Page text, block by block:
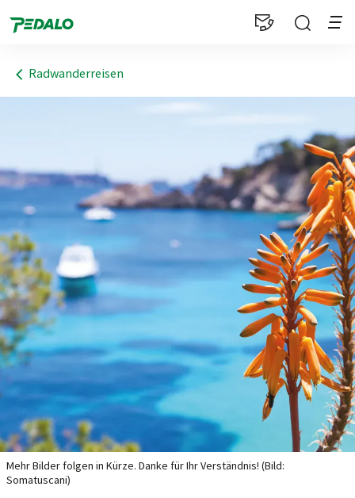
1
Radwanderreisen
Mehr Bilder folgen in Kürze. Danke für Ihr Verständnis! (Bild:
Somatuscani)